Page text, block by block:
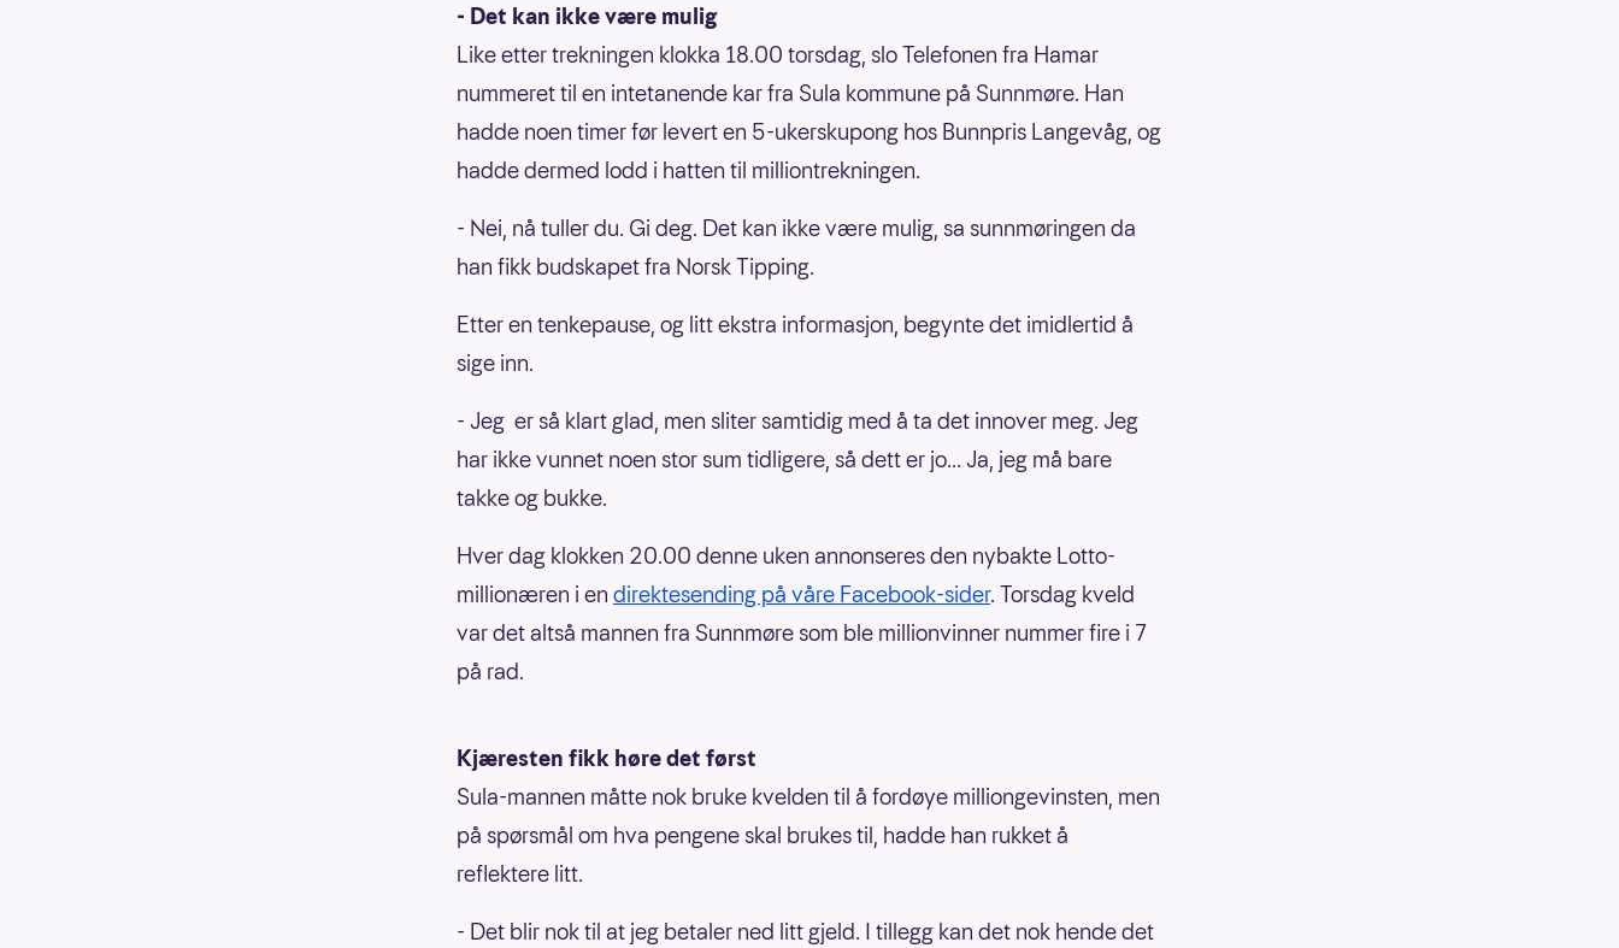
- Det kan ikke være mulig
Like etter trekningen klokka 18.00 torsdag, slo Telefonen fra Hamar
nummeret til en intetanende kar fra Sula kommune på Sunnmøre. Han
hadde noen timer før levert en 5-ukerskupong hos Bunnpris Langevåg, og
hadde dermed lodd i hatten til milliontrekningen.
- Nei, nå tuller du. Gi deg. Det kan ikke være mulig, sa sunnmøringen da
han fikk budskapet fra Norsk Tipping.
Etter en tenkepause, og litt ekstra informasjon, begynte det imidlertid å
sige inn.
- Jeg er så klart glad, men sliter samtidig med å ta det innover meg. Jeg
har ikke vunnet noen stor sum tidligere, så dett er jo... Ja, jeg må bare
takke og bukke.
Hver dag klokken 20.00 denne uken annonseres den nybakte Lotto-
millionæren i en direktesending på våre Facebook-sider. Torsdag kveld
var det altså mannen fra Sunnmøre som ble millionvinner nummer fire i 7
på rad.
Kjæresten fikk høre det først
Sula-mannen måtte nok bruke kvelden til å fordøye milliongevinsten, men
på spørsmål om hva pengene skal brukes til, hadde han rukket å
reflektere litt.
- Det blir nok til at jeg betaler ned litt gjeld. I tillegg kan det nok hende det